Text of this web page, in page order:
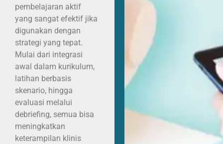
pembelajaran aktif
yang sangat efektif jika
digunakan dengan
strategi yang tepat.
Mulai dari integrasi
awal dalam kurikulum,
latihan berbasis
skenario, hingga
evaluasi melalui
debriefing, semua bisa
meningkatkan
keterampilan klinis